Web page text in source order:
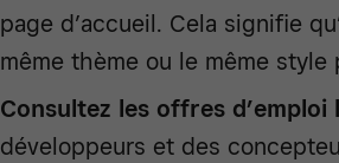
page d’accueil. Cela signifie
même thème ou le même style
Consultez les offres d’emploi
développeurs et des